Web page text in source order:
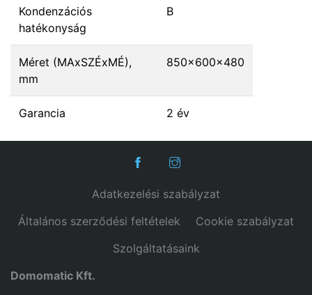
Kondenzációs
hatékonyság
B
Méret (MAxSZÉxMÉ),
mm
850x600x480
Garancia 2 év
Adatkezelési szabályzat
Általános szerződési feltételek
Cookie szabályzat
Szolgáltatásaink
Domomatic Kft.